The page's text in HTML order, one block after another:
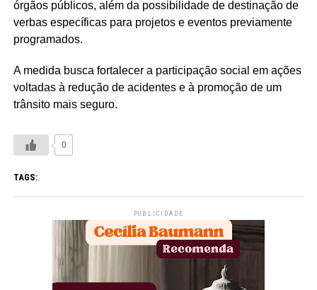
órgãos públicos, além da possibilidade de destinação de
verbas específicas para projetos e eventos previamente
programados.
A medida busca fortalecer a participação social em ações
voltadas à redução de acidentes e à promoção de um
trânsito mais seguro.
0
TAGS:
PUBLICIDADE